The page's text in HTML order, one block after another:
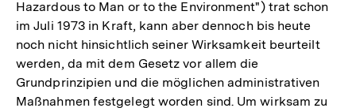
Hazardous to Man or to the Environment") trat schon
im Juli 1973 in Kraft, kann aber dennoch bis heute
noch nicht hinsichtlich seiner Wirksamkeit beurteilt
werden, da mit dem Gesetz vor allem die
Grundprinzipien und die möglichen administrativen
Maßnahmen festgelegt worden sind. Um wirksam zu